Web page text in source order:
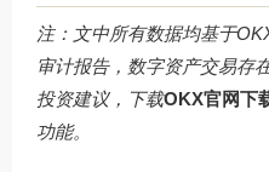
注：文中所有数据均基于
审计报告，数字资产交易存
投资建议，下载OKX官网下
功能。